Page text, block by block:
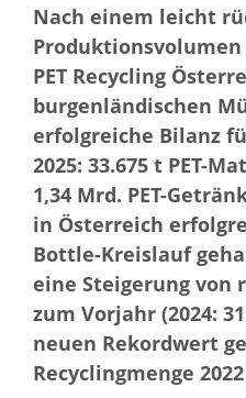
Nach einem leicht
Produktionsvolumen
PET Recycling
burgenländischen
erfolgreiche Bilanz
2025: 33.675 t PET-
1,34 Mrd. PET-
in Österreich
Bottle-Kreislauf
eine Steigerung von
zum Vorjahr (2024:
neuen Rekordwert
Recyclingmenge